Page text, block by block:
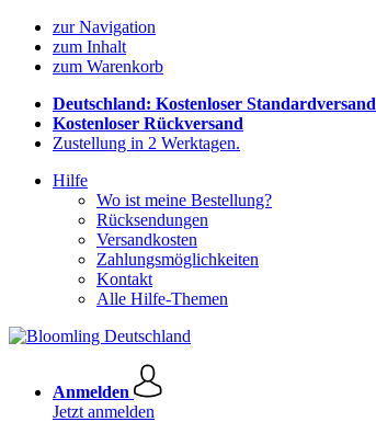
zur Navigation
zum Inhalt
zum Warenkorb
Deutschland: Kostenloser Standardversand
Kostenloser Rückversand
Zustellung in 2 Werktagen.
Hilfe
Wo ist meine Bestellung?
Rücksendungen
Versandkosten
Zahlungsmöglichkeiten
Kontakt
Alle Hilfe-Themen
Anmelden
Jetzt anmelden